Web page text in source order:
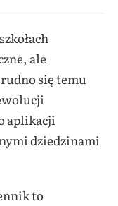
ale
się temu
aplikacji
dziedzinami
to